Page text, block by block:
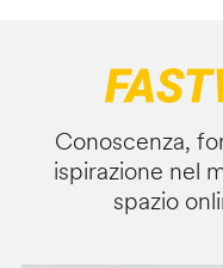
Conoscenza,
ispirazione nel
spazio